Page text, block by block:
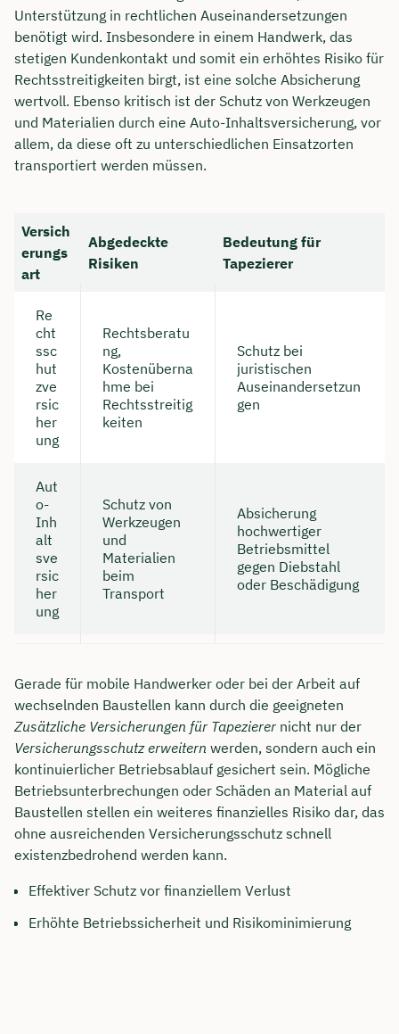
Unterstützung in rechtlichen Auseinandersetzungen
benötigt wird. Insbesondere in einem Handwerk, das
stetigen Kundenkontakt und somit ein erhöhtes Risiko für
Rechtsstreitigkeiten birgt, ist eine solche Absicherung
wertvoll. Ebenso kritisch ist der Schutz von Werkzeugen
und Materialien durch eine Auto-Inhaltsversicherung, vor
allem, da diese oft zu unterschiedlichen Einsatzorten
transportiert werden müssen.
Versich
erungs
art
Abgedeckte
Risiken
Bedeutung für
Tapezierer
Re
cht
ssc
hut
zve
rsic
her
ung
Rechtsberatu
ng,
Kostenüberna
hme bei
Rechtsstreitig
keiten
Schutz bei
juristischen
Auseinandersetzun
gen
Aut
o-
Inh
alt
sve
rsic
her
ung
Schutz von
Werkzeugen
und
Materialien
beim
Transport
Absicherung
hochwertiger
Betriebsmittel
gegen Diebstahl
oder Beschädigung
Gerade für mobile Handwerker oder bei der Arbeit auf
wechselnden Baustellen kann durch die geeigneten
Zusätzliche Versicherungen für Tapezierer nicht nur der
Versicherungsschutz erweitern werden, sondern auch ein
kontinuierlicher Betriebsablauf gesichert sein. Mögliche
Betriebsunterbrechungen oder Schäden an Material auf
Baustellen stellen ein weiteres finanzielles Risiko dar, das
ohne ausreichenden Versicherungsschutz schnell
existenzbedrohend werden kann.
Effektiver Schutz vor finanziellem Verlust
Erhöhte Betriebssicherheit und Risikominimierung